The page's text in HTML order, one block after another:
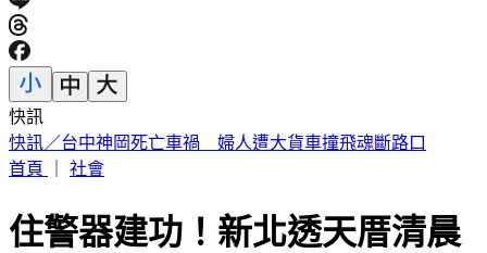
快訊
快訊／疑涉原鄉工程貪汙案 高雄市議員范織欽遭檢調約談
首頁
社會
住警器建功！新北透天厝清晨